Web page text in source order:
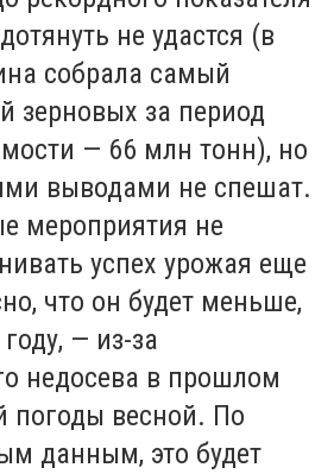
не удастся (в
собрала самый
зерновых за период
— 66 млн тонн), но
выводами не спешат.
мероприятия не
успех урожая еще
что он будет меньше,
— из-за
недосева в прошлом
погоды весной. По
данным, это будет